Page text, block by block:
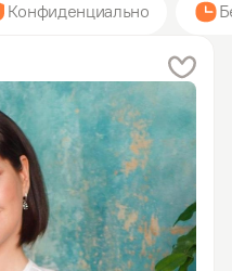
Конфиденциально